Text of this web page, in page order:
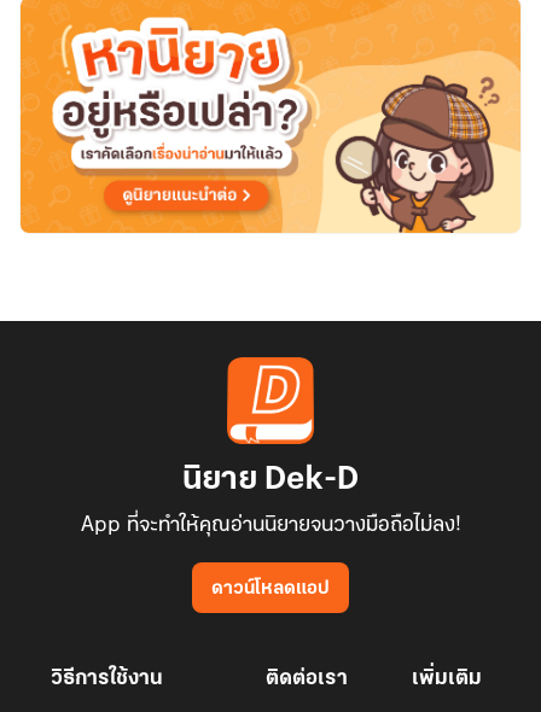
นิยาย Dek-D
App ที่จะทำให้คุณอ่านนิยายจนวางมือถือไม่ลง!
ดาวน์โหลดแอป
วิธีการใช้งาน ติดต่อเรา เพิ่มเติม